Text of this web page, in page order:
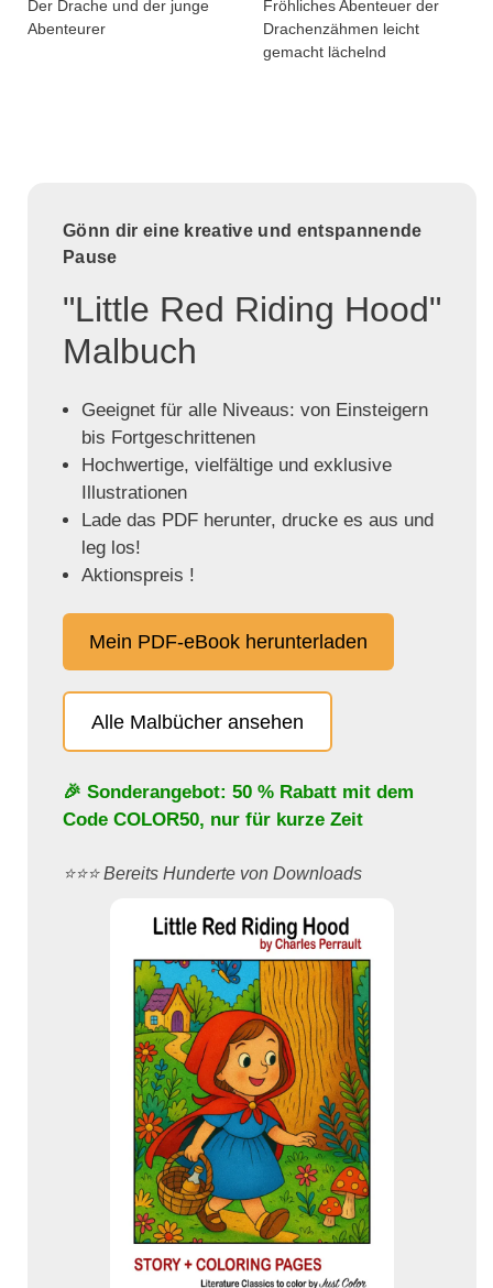
Der Drache und der junge
Abenteurer
Fröhliches Abenteuer der
Drachenzähmen leicht
gemacht lächelnd
Gönn dir eine kreative und entspannende
Pause
"Little Red Riding Hood"
Malbuch
Geeignet für alle Niveaus: von Einsteigern
bis Fortgeschrittenen
Hochwertige, vielfältige und exklusive
Illustrationen
Lade das PDF herunter, drucke es aus und
leg los!
Aktionspreis !
Mein PDF-eBook herunterladen
Alle Malbücher ansehen
🎉 Sonderangebot: 50 % Rabatt mit dem
Code COLOR50, nur für kurze Zeit
⭐️⭐️⭐️ Bereits Hunderte von Downloads